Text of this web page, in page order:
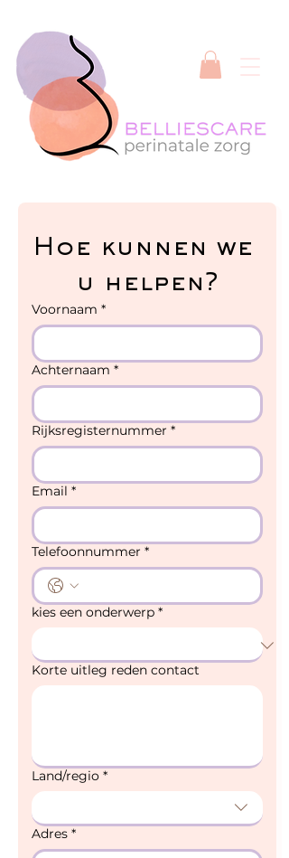
Hoe kunnen we
u helpen?
Voornaam *
Achternaam *
Rijksregisternummer *
Email *
Telefoonnummer *
kies een onderwerp *
Korte uitleg reden contact
Adres met meerdere regels
Land/regio *
Adres *